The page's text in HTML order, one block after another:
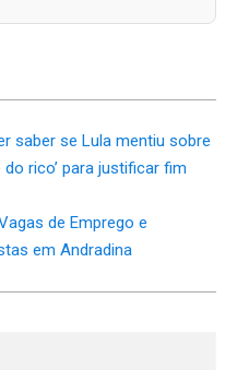
saber se Lula mentiu sobre
rico’ para justificar fim
de Emprego e
em Andradina